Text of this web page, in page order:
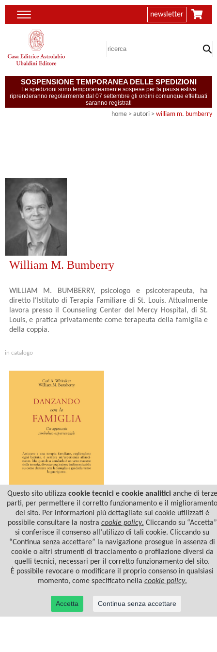
newsletter
SOSPENSIONE TEMPORANEA DELLE SPEDIZIONI
Le spedizioni sono temporaneamente sospese per la pausa estiva
riprenderanno regolarmente dal 07 settembre gli ordini comunque effettuati
saranno registrati
home > autori > william m. bumberry
William M. Bumberry
WILLIAM M. BUMBERRY, psicologo e psicoterapeuta, ha
diretto l'Istituto di Terapia Familiare di St. Louis. Attualmente
lavora presso il Counseling Center del Mercy Hospital, di St.
Louis, e pratica privatamente come terapeuta della famiglia e
della coppia.
in catalogo
DANZANDO CON LA
FAMIGLIA
Questo sito utilizza cookie tecnicie cookie analiticianche di terze
parti, per permettere il corretto funzionamento e il miglioramento
del sito. Per informazioni più dettagliate sui cookie utilizzati è
possibile consultare la nostra cookie policy. Cliccando su “Accetta”
si conferisce il consenso all’utilizzo di tali cookie. Cliccando su
“Continua senza accettare” la navigazione prosegue in assenza di
cookie o altri strumenti di tracciamento o profilazione diversi da
quelli tecnici, necessari per il corretto funzionamento del sito.
È possibile revocare o modificare il proprio consenso in qualsiasi
momento, come specificato nella cookie policy.
Accetta Continua senza accettare